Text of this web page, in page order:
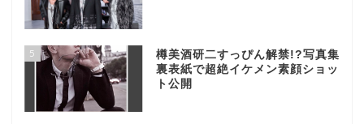
5
樽美酒研二すっぴん解禁!?写真集
裏表紙で超絶イケメン素顔ショッ
ト公開